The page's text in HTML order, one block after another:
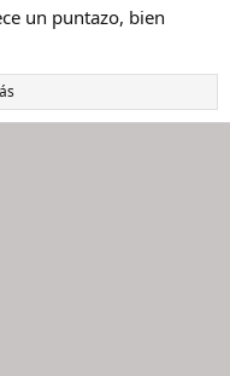
un puntazo, bien